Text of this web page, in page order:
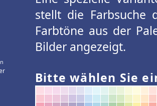
stellt die Farbsuche
Farbtöne aus der
Bilder angezeigt.
Bitte wählen Sie